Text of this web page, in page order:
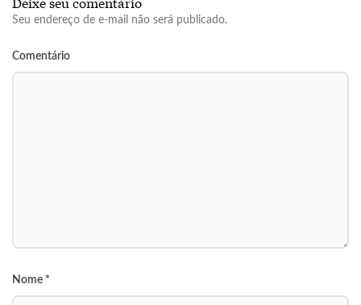
Seu endereço de e-mail não será publicado.
Comentário
Nome *